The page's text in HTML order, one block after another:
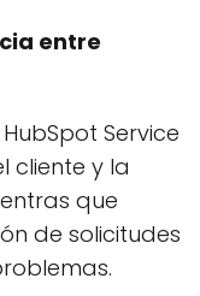
entre
Service
cliente y la
que
de solicitudes